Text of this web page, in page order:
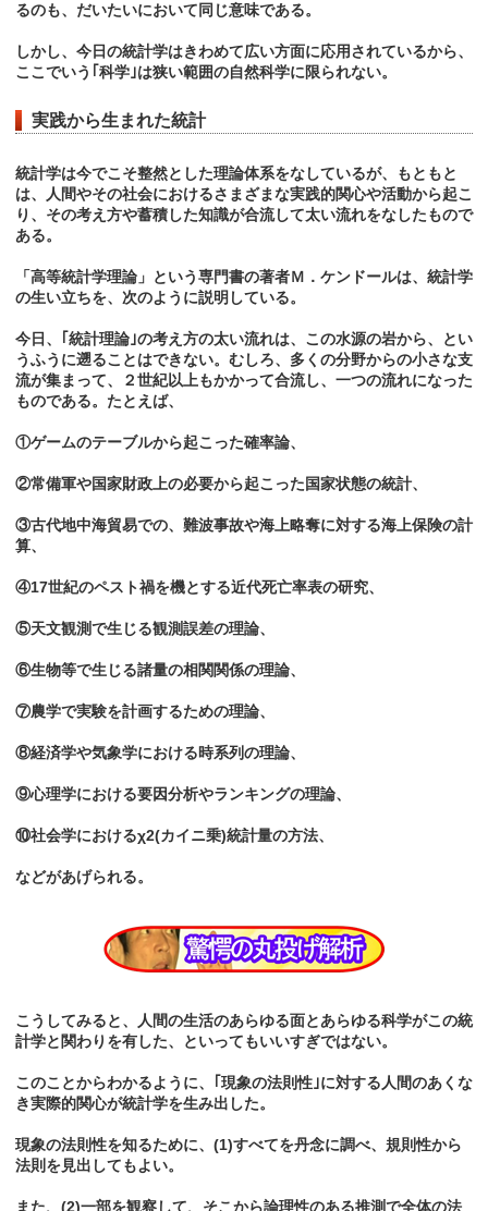
るのも、だいたいにおいて同じ意味である。
しかし、今日の統計学はきわめて広い方面に応用されているから、
ここでいう｢科学｣は狭い範囲の自然科学に限られない。
実践から生まれた統計
統計学は今でこそ整然とした理論体系をなしているが、もともと
は、人間やその社会におけるさまざまな実践的関心や活動から起こ
り、その考え方や蓄積した知識が合流して太い流れをなしたもので
ある。
「高等統計学理論」という専門書の著者Ｍ．ケンドールは、統計学
の生い立ちを、次のように説明している。
今日、｢統計理論｣の考え方の太い流れは、この水源の岩から、とい
うふうに遡ることはできない。むしろ、多くの分野からの小さな支
流が集まって、２世紀以上もかかって合流し、一つの流れになった
ものである。たとえば、
①ゲームのテーブルから起こった確率論、
②常備軍や国家財政上の必要から起こった国家状態の統計、
③古代地中海貿易での、難波事故や海上略奪に対する海上保険の計
算、
④17世紀のペスト禍を機とする近代死亡率表の研究、
⑤天文観測で生じる観測誤差の理論、
⑥生物等で生じる諸量の相関関係の理論、
⑦農学で実験を計画するための理論、
⑧経済学や気象学における時系列の理論、
⑨心理学における要因分析やランキングの理論、
⑩社会学におけるχ2(カイニ乗)統計量の方法、
などがあげられる。
こうしてみると、人間の生活のあらゆる面とあらゆる科学がこの統
計学と関わりを有した、といってもいいすぎではない。
このことからわかるように、｢現象の法則性｣に対する人間のあくな
き実際的関心が統計学を生み出した。
現象の法則性を知るために、(1)すべてを丹念に調べ、規則性から
法則を見出してもよい。
また、(2)一部を観察して、そこから論理性のある推測で全体の法